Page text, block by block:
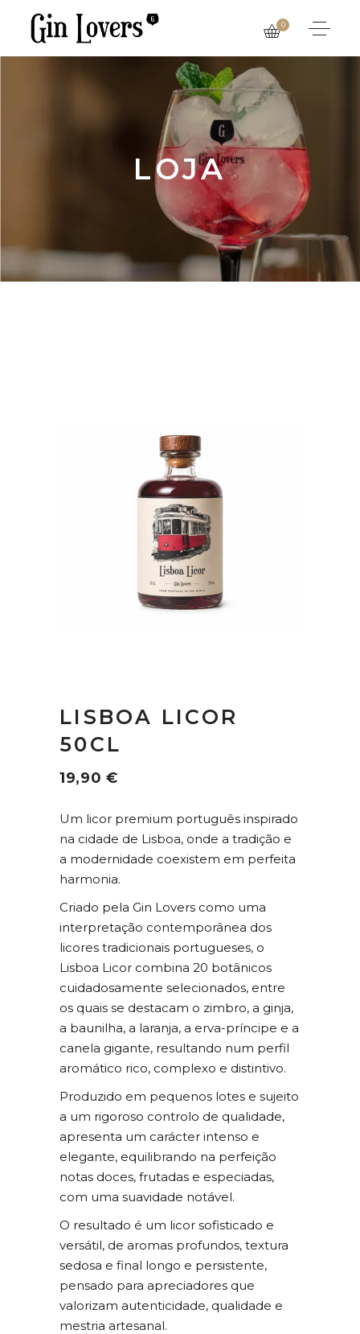
0
LOJA
LISBOA LICOR
50CL
19,90€
Um licor premium português inspirado
na cidade de Lisboa, onde a tradição e
a modernidade coexistem em perfeita
harmonia.
Criado pela Gin Lovers como uma
interpretação contemporânea dos
licores tradicionais portugueses, o
Lisboa Licor combina 20 botânicos
cuidadosamente selecionados, entre
os quais se destacam o zimbro, a ginja,
a baunilha, a laranja, a erva-príncipe e a
canela gigante, resultando num perfil
aromático rico, complexo e distintivo.
Produzido em pequenos lotes e sujeito
a um rigoroso controlo de qualidade,
apresenta um carácter intenso e
elegante, equilibrando na perfeição
notas doces, frutadas e especiadas,
com uma suavidade notável.
O resultado é um licor sofisticado e
versátil, de aromas profundos, textura
sedosa e final longo e persistente,
pensado para apreciadores que
valorizam autenticidade, qualidade e
mestria artesanal.